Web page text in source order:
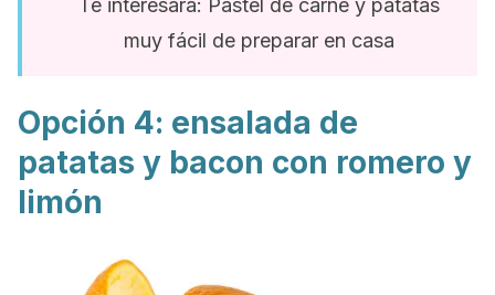
Te interesará: Pastel de carne y patatas
muy fácil de preparar en casa
Opción 4: ensalada de
patatas y bacon con romero y
limón